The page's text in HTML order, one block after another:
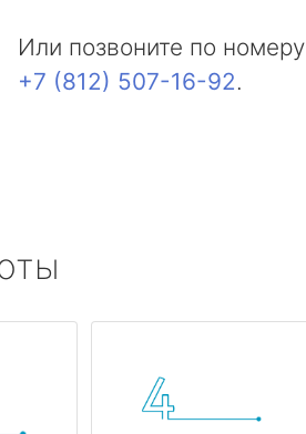
Или позвоните по номеру
+7 (812) 507-16-92.